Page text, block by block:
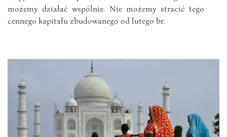
możemy działać wspólnie. Nie możemy stracić tego
cennego kapitału zbudowanego od lutego br.